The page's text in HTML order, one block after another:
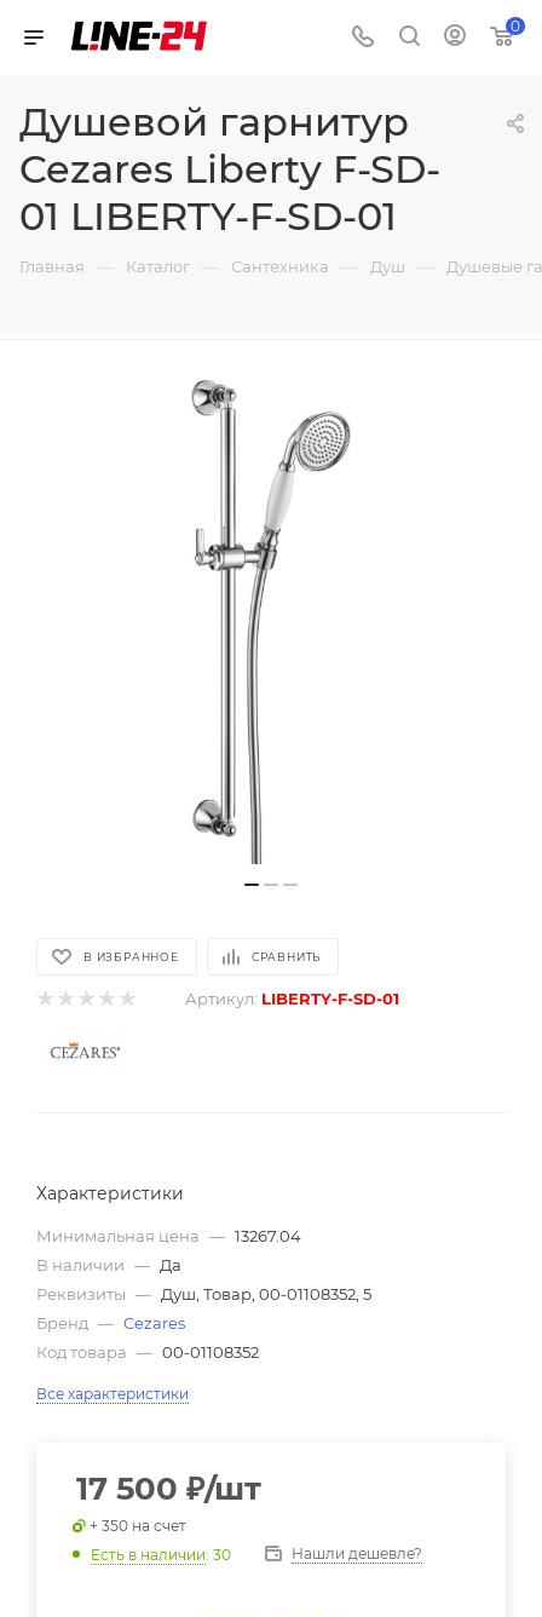
0
Душевой гарнитур
Cezares Liberty F-SD-
01 LIBERTY-F-SD-01
Главная — Каталог — Сантехника — Душ — Душевые
В ИЗБРАННОЕ СРАВНИТЬ
Артикул: LIBERTY-F-SD-01
Характеристики
Минимальная цена — 13267.04
В наличии — Да
Реквизиты — Душ, Товар, 00-01108352, 5
Бренд — Cezares
Код товара — 00-01108352
Все характеристики
17 500 ₽/шт
+ 350 на счет
Есть в наличии: 30 Нашли дешевле?